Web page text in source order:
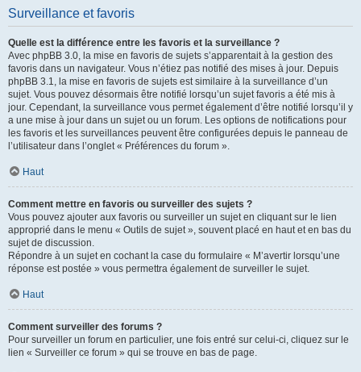
Surveillance et favoris
Quelle est la différence entre les favoris et la surveillance ?
Avec phpBB 3.0, la mise en favoris de sujets s’apparentait à la gestion des
favoris dans un navigateur. Vous n’étiez pas notifié des mises à jour. Depuis
phpBB 3.1, la mise en favoris de sujets est similaire à la surveillance d’un
sujet. Vous pouvez désormais être notifié lorsqu’un sujet favoris a été mis à
jour. Cependant, la surveillance vous permet également d’être notifié lorsqu’il y
a une mise à jour dans un sujet ou un forum. Les options de notifications pour
les favoris et les surveillances peuvent être configurées depuis le panneau de
l’utilisateur dans l’onglet « Préférences du forum ».
Haut
Comment mettre en favoris ou surveiller des sujets ?
Vous pouvez ajouter aux favoris ou surveiller un sujet en cliquant sur le lien
approprié dans le menu « Outils de sujet », souvent placé en haut et en bas du
sujet de discussion.
Répondre à un sujet en cochant la case du formulaire « M’avertir lorsqu’une
réponse est postée » vous permettra également de surveiller le sujet.
Haut
Comment surveiller des forums ?
Pour surveiller un forum en particulier, une fois entré sur celui-ci, cliquez sur le
lien « Surveiller ce forum » qui se trouve en bas de page.